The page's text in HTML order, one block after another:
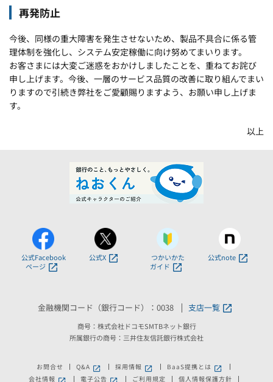
再発防止
今後、同様の重大障害を発生させないため、製品不具合に係る管
理体制を強化し、システム安定稼働に向け努めてまいります。
お客さまには大変ご迷惑をおかけしましたことを、重ねてお詫び
申し上げます。今後、一層のサービス品質の改善に取り組んでまい
りますので引続き弊社をご愛顧賜りますよう、お願い申し上げま
す。
以上
公式Facebook
ページ
公式X
つかいかた
ガイド
公式note
金融機関コード（銀行コード）：0038 支店一覧
商号：株式会社ドコモSMTBネット銀行
所属銀行の商号：三井住友信託銀行株式会社
お問合せ Q&A 新しいウィンドウで開きます。
採用情報 新しいウィンドウで開きます。
BaaS提携とは 新しいウィンドウ
会社情報新しいウィンドウで開きます。
電子公告新しいウィンドウで開きます。
ご利用規定 個人情報保護方針